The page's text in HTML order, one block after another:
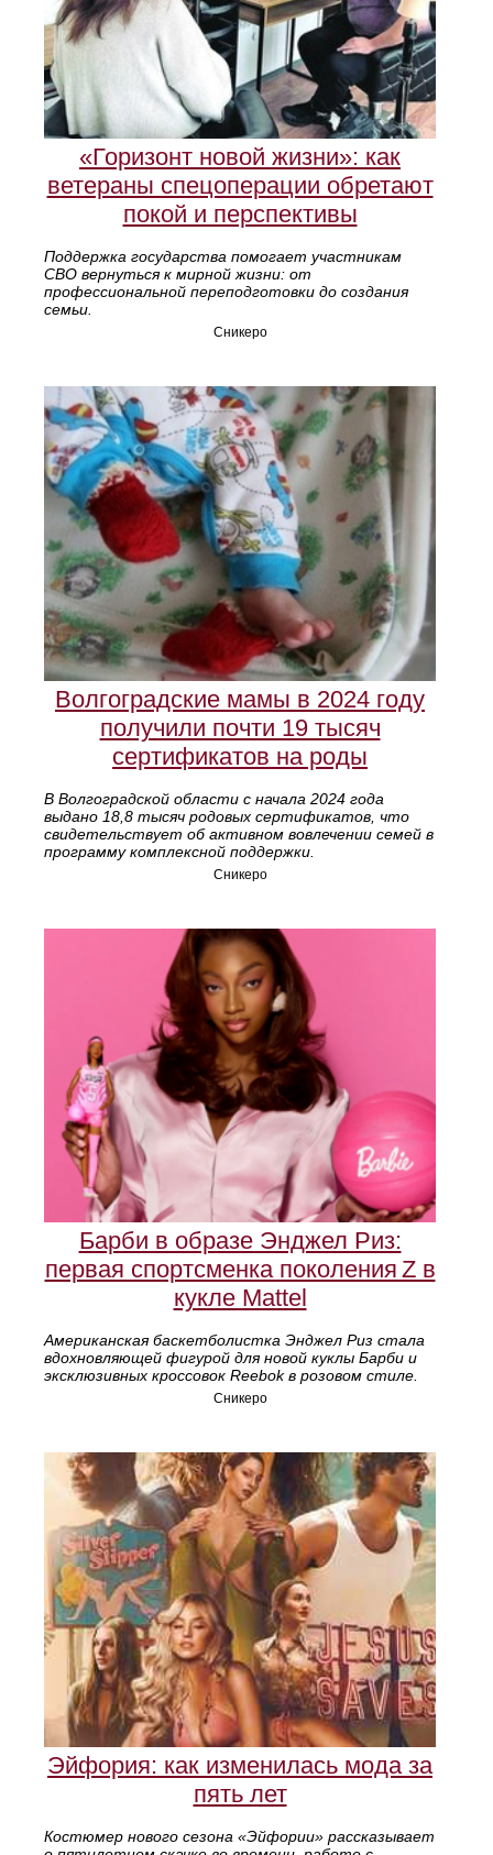
«Горизонт новой жизни»: как
ветераны спецоперации обретают
покой и перспективы
Поддержка государства помогает участникам
СВО вернуться к мирной жизни: от
профессиональной переподготовки до создания
семьи.
Сникеро
Волгоградские мамы в 2024 году
получили почти 19 тысяч
сертификатов на роды
В Волгоградской области с начала 2024 года
выдано 18,8 тысяч родовых сертификатов, что
свидетельствует об активном вовлечении семей в
программу комплексной поддержки.
Сникеро
Барби в образе Энджел Риз:
первая спортсменка поколения Z в
кукле Mattel
Американская баскетболистка Энджел Риз стала
вдохновляющей фигурой для новой куклы Барби и
эксклюзивных кроссовок Reebok в розовом стиле.
Сникеро
Эйфория: как изменилась мода за
пять лет
Костюмер нового сезона «Эйфории» рассказывает